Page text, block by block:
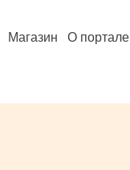
Магазин О портале